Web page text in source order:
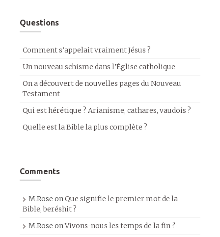
Questions
Comment s’appelait vraiment Jésus ?
Un nouveau schisme dans l’Église catholique
On a découvert de nouvelles pages du Nouveau
Testament
Qui est hérétique ? Arianisme, cathares, vaudois ?
Quelle est la Bible la plus complète ?
Comments
M.Rose onQue signifie le premier mot de la
Bible, beréshit ?
M.Rose onVivons-nous les temps de la fin ?